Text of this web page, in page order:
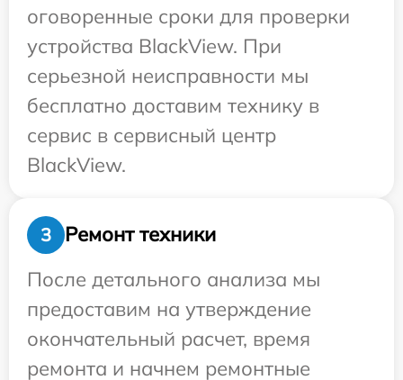
оговоренные сроки для проверки
устройства BlackView. При
серьезной неисправности мы
бесплатно доставим технику в
сервис в сервисный центр
BlackView.
3
Ремонт техники
После детального анализа мы
предоставим на утверждение
окончательный расчет, время
ремонта и начнем ремонтные